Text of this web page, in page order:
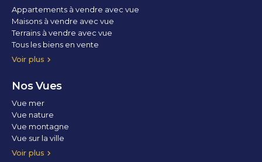
Voir plus
Appartements à vendre avec vue
Maisons à vendre avec vue
Terrains à vendre avec vue
Tous les biens en vente
Nos Vues
Voir plus
Vue mer
Vue nature
Vue montagne
Vue sur la ville
Vue parc
Vue fleuve
Vue lac
Vue marina / port